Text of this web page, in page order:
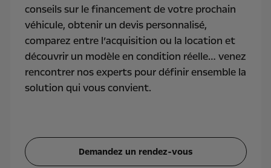
conseils sur le financement de votre prochain
véhicule, obtenir un devis personnalisé,
comparez entre l’acquisition ou la location et
découvrir un modèle en condition réelle… venez
rencontrer nos experts pour définir ensemble la
solution qui vous convient.
Demandez un rendez-vous